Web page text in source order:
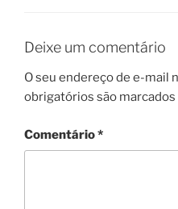
Deixe um comentário
O seu endereço de e-mail
obrigatórios são marcados
Comentário*